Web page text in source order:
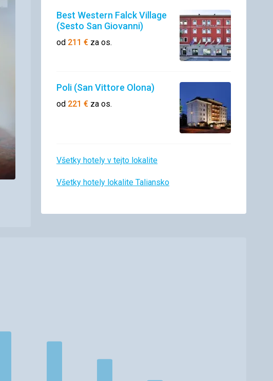
Best Western Falck Village
(Sesto San Giovanni)
od 211 € za os.
Poli (San Vittore Olona)
od 221 € za os.
Všetky hotely v tejto lokalite
Všetky hotely lokalite Taliansko